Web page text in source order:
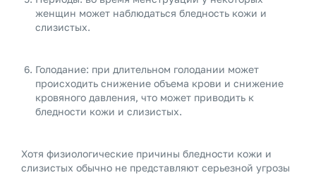
женщин может наблюдаться бледность кожи и
слизистых.
Голодание: при длительном голодании может
происходить снижение объема крови и снижение
кровяного давления, что может приводить к
бледности кожи и слизистых.
Хотя физиологические причины бледности кожи и
слизистых обычно не представляют серьезной угрозы